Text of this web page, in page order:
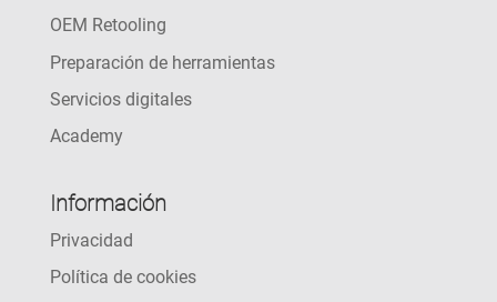
OEM Retooling
Preparación de herramientas
Servicios digitales
Academy
Información
Privacidad
Política de cookies